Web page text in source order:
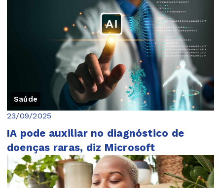
Saúde
23/09/2025
IA pode auxiliar no diagnóstico de
doenças raras, diz Microsoft